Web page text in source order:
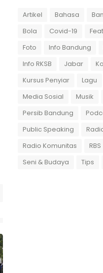
Artikel Bahasa
Bola
Covid-19
Foto
Info Bandung
Info RKSB
Jabar
Kursus Penyiar
Lagu
Media Sosial
Musik
Persib Bandung
Public Speaking
Radio Komunitas
RBS
Seni & Budaya
Tips